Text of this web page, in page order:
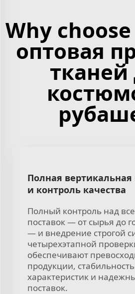
Why
оптовая
тканей
Полная вертикальная
и контроль качества
Полный контроль над
поставок — от сырья до
— и внедрение строгой
четырехэтапной
обеспечивают
продукции, стабильность
характеристик и
поставок.